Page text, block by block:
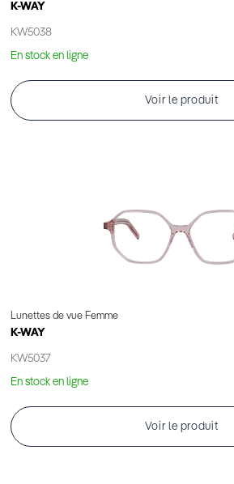
K-WAY
KW5038
En stock en ligne
Voir le produit
Lunettes de vue Femme
K-WAY
KW5037
En stock en ligne
Voir le produit